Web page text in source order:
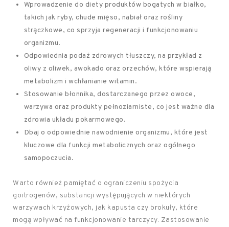
Wprowadzenie do diety produktów bogatych w białko,
takich jak ryby, chude mięso, nabiał oraz rośliny
strączkowe, co sprzyja regeneracji i funkcjonowaniu
organizmu.
Odpowiednia podaż zdrowych tłuszczy, na przykład z
oliwy z oliwek, awokado oraz orzechów, które wspierają
metabolizm i wchłanianie witamin.
Stosowanie błonnika, dostarczanego przez owoce,
warzywa oraz produkty pełnoziarniste, co jest ważne dla
zdrowia układu pokarmowego.
Dbaj o odpowiednie nawodnienie organizmu, które jest
kluczowe dla funkcji metabolicznych oraz ogólnego
samopoczucia.
Warto również pamiętać o ograniczeniu spożycia
goitrogenów, substancji występujących w niektórych
warzywach krzyżowych, jak kapusta czy brokuły, które
mogą wpływać na funkcjonowanie tarczycy. Zastosowanie